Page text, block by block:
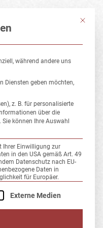
Mit
während andere uns
Diensten geben möchten,
z. B. für personalisierte
über die
. Sie können Ihre Auswahl
Ihrer Einwilligung zur
in den USA gemäß Art. 49
Datenschutz nach EU-
Daten in
für Europäer.
erteilt werden
Externe Medien